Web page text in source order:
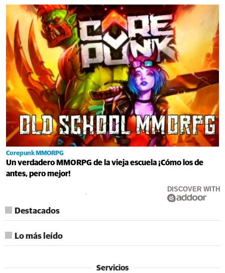
Corepunk MMORPG
Un verdadero MMORPG de la vieja escuela ¡Cómo los de
antes, pero mejor!
DISCOVER WITH
Destacados
Lo más leído
Servicios